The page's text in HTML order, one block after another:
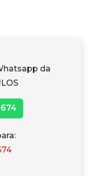
da